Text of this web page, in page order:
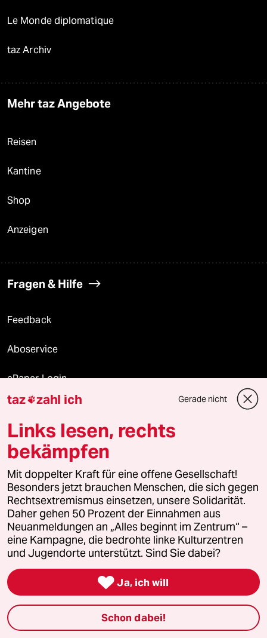
Le Monde diplomatique
taz Archiv
Mehr taz Angebote
Reisen
Kantine
Shop
Anzeigen
Fragen & Hilfe
Feedback
Aboservice
ePaper Login
Downloads für Abonnierende
© 2026 taz Verlags und Vertriebs GmbH
Alle Rechte vorbehalten. Bei rechtlichen Fragen oder für Genehmigungen
wenden Sie sich bitte an
lizenzen@taz.de
Feedback Redaktionsstatut Kommune-Richtlinien
Leitlinie Informant Datenschutz Impressum AGB
Seitenwende Einwilligungen widerrufen (Ads)
taz zahl ich Gerade nicht
Links lesen, rechts
bekämpfen
Mit doppelter Kraft für eine offene Gesellschaft!
Besonders jetzt brauchen Menschen, die sich gegen
Rechtsextremismus einsetzen, unsere Solidarität.
Daher gehen 50 Prozent der Einnahmen aus
Neuanmeldungen an „Alles beginnt im Zentrum“ –
eine Kampagne, die bedrohte linke Kulturzentren
und Jugendorte unterstützt. Sind Sie dabei?
 Ja, ich will
Schon dabei!